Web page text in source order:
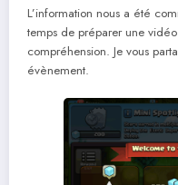
L’information nous a été
temps de préparer une
compréhension. Je vous
évènement.